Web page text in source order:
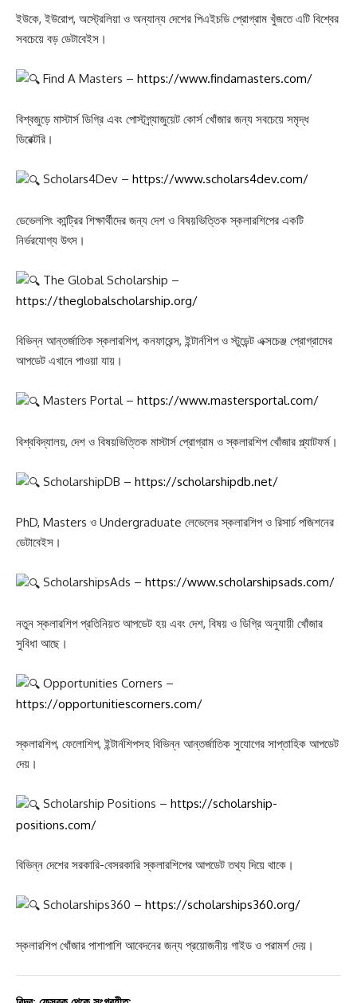
ইউকে, ইউরোপ, অস্ট্রেলিয়া ও অন্যান্য দেশের পিএইচডি প্রোগ্রাম খুঁজতে এটি বিশ্বের
সবচেয়ে বড় ডেটাবেইস।
Find A Masters – https://www.findamasters.com/
বিশ্বজুড়ে মাস্টার্স ডিগ্রি এবং পোস্টগ্র্যাজুয়েট কোর্স খোঁজার জন্য সবচেয়ে সমৃদ্ধ
ডিরেক্টরি।
Scholars4Dev – https://www.scholars4dev.com/
ডেভেলপিং কান্ট্রির শিক্ষার্থীদের জন্য দেশ ও বিষয়ভিত্তিক স্কলারশিপের একটি
নির্ভরযোগ্য উৎস।
The Global Scholarship –
https://theglobalscholarship.org/
বিভিন্ন আন্তর্জাতিক স্কলারশিপ, কনফারেন্স, ইন্টার্নশিপ ও স্টুডেন্ট এক্সচেঞ্জ প্রোগ্রামের
আপডেট এখানে পাওয়া যায়।
Masters Portal – https://www.mastersportal.com/
বিশ্ববিদ্যালয়, দেশ ও বিষয়ভিত্তিক মাস্টার্স প্রোগ্রাম ও স্কলারশিপ খোঁজার প্ল্যাটফর্ম।
ScholarshipDB – https://scholarshipdb.net/
PhD, Masters ও Undergraduate লেভেলের স্কলারশিপ ও রিসার্চ পজিশনের
ডেটাবেইস।
ScholarshipsAds – https://www.scholarshipsads.com/
নতুন স্কলারশিপ প্রতিনিয়ত আপডেট হয় এবং দেশ, বিষয় ও ডিগ্রি অনুযায়ী খোঁজার
সুবিধা আছে।
Opportunities Corners –
https://opportunitiescorners.com/
স্কলারশিপ, ফেলোশিপ, ইন্টার্নশিপসহ বিভিন্ন আন্তর্জাতিক সুযোগের সাপ্তাহিক আপডেট
দেয়।
Scholarship Positions – https://scholarship-
positions.com/
বিভিন্ন দেশের সরকারি-বেসরকারি স্কলারশিপের আপডেট তথ্য দিয়ে থাকে।
Scholarships360 – https://scholarships360.org/
স্কলারশিপ খোঁজার পাশাপাশি আবেদনের জন্য প্রয়োজনীয় গাইড ও পরামর্শ দেয়।